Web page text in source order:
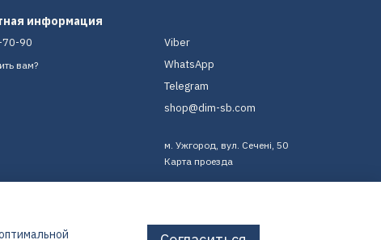
информация
90
вам?
Viber
WhatsApp
Telegram
shop@dim-sb.com
м. Ужгород, вул. Сечені, 50
Карта проезда